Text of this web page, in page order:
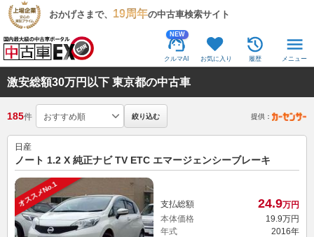
おかげさまで、 19周年の中古車検索サイト
NEW
クルマAI お気に入り 履歴 メニュー
激安総額30万円以下 東京都の中古車
185件 絞り込む 提供：
日産
ノート 1.2 X 純正ナビ TV ETC エマージェンシーブレーキ
オススメNo.1 支払総額 24.9万円
本体価格
19.9万円
年式
2016年